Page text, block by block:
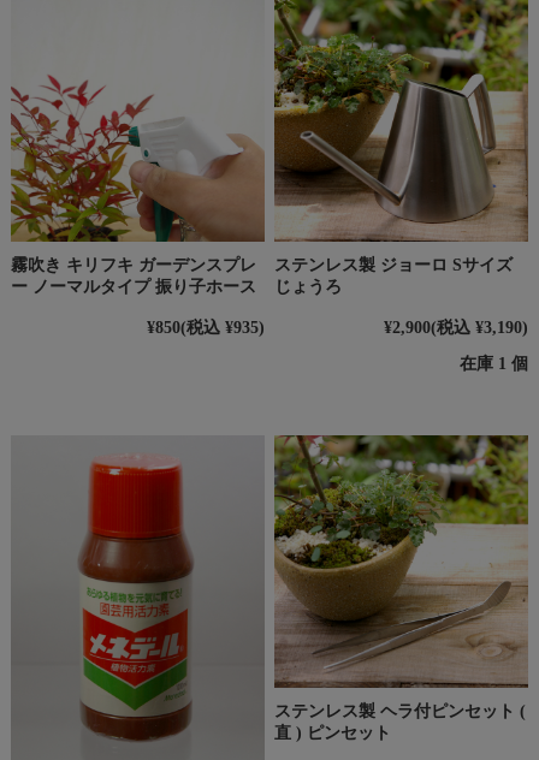
霧吹き キリフキ ガーデンスプレ
ー ノーマルタイプ 振り子ホース
¥850(税込 ¥935)
ステンレス製 ジョーロ Sサイズ
じょうろ
¥2,900(税込 ¥3,190)
在庫 1 個
ステンレス製 ヘラ付ピンセット (
直 ) ピンセット